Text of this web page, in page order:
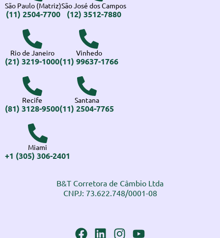
São Paulo (Matriz)
(11) 2504-7700
São José dos Campos
(12) 3512-7880
Rio de Janeiro
(21) 3219-1000
Vinhedo
(11) 99637-1766
Recife
(81) 3128-9500
Santana
(11) 2504-7765
Miami
+1 (305) 306-2401
B&T Corretora de Câmbio Ltda
CNPJ: 73.622.748/0001-08